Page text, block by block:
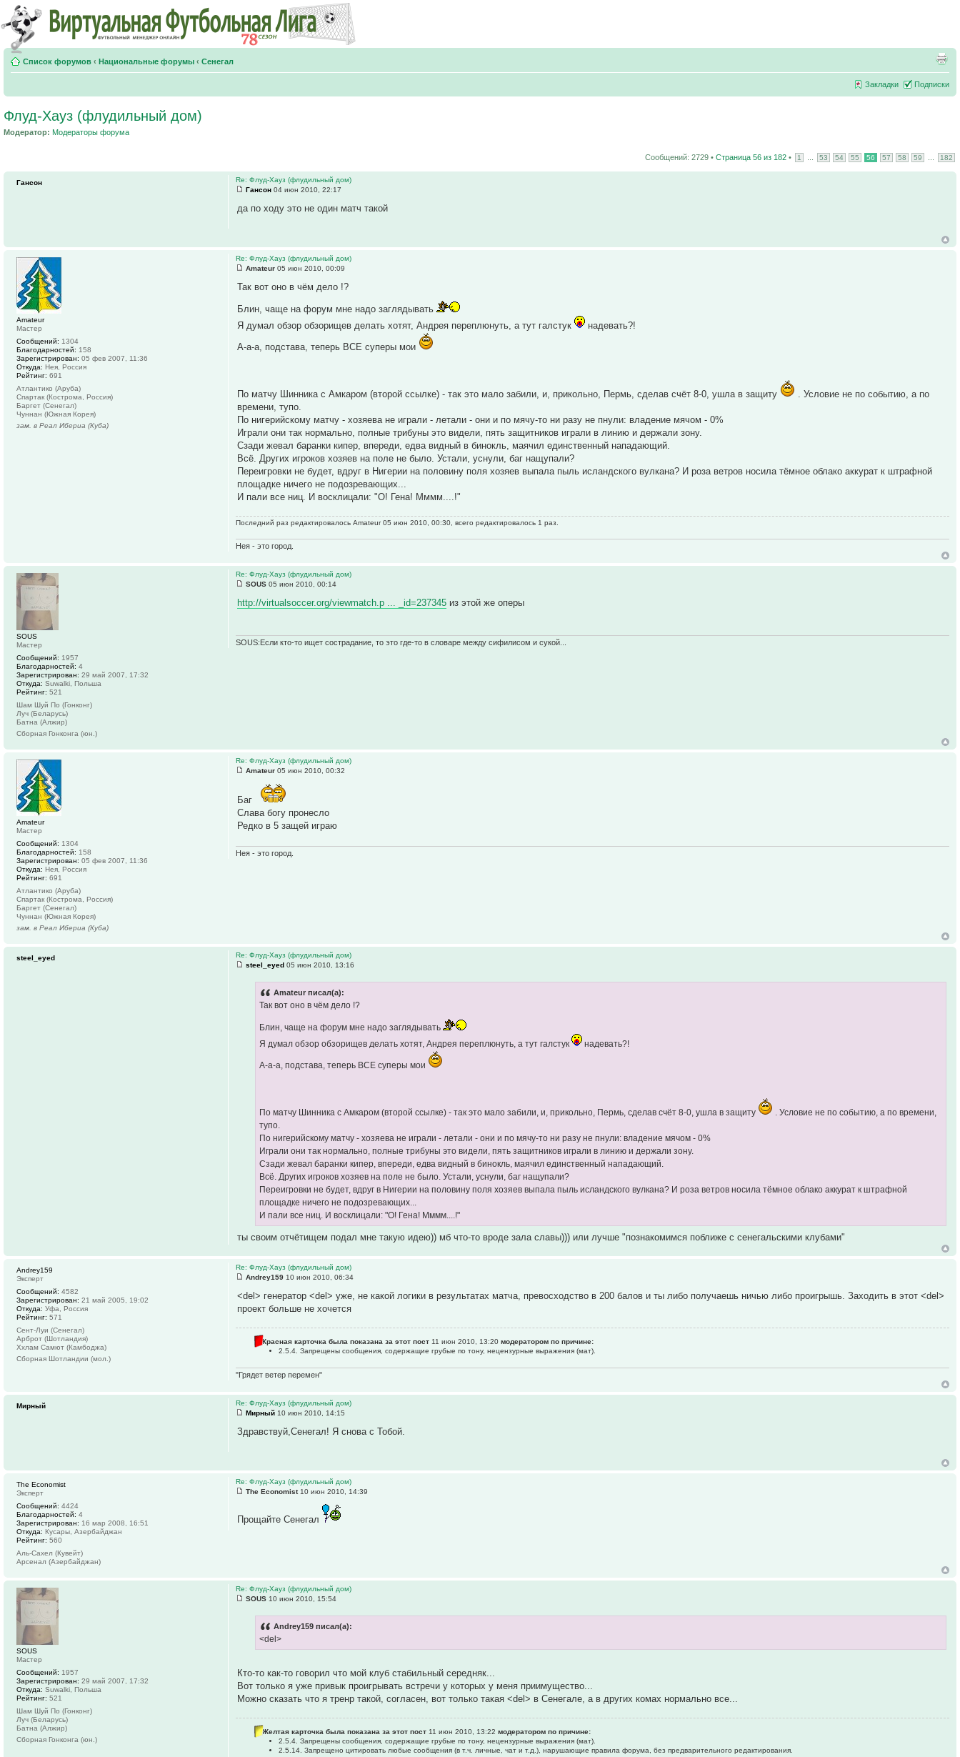
Список форумов ‹ Национальные форумы ‹ Сенегал
Закладки Подписки
Флуд-Хауз (флудильный дом)
Модератор: Модераторы форума
Сообщений: 2729 • Страница 56 из 182 • 1 53 54 55 56 57 58 59 182
Re: Флуд-Хауз (флудильный дом)
Гансон 04 июн 2010, 22:17
да по ходу это не один матч такой
Гансон
Re: Флуд-Хауз (флудильный дом)
Amateur 05 июн 2010, 00:09
Так вот оно в чём дело !?
Блин, чаще на форум мне надо заглядывать
Я думал обзор обзорищев делать хотят, Андрея переплюнуть, а тут галстук
надевать?!
А-а-а, подстава, теперь ВСЕ суперы мои
По матчу Шинника с Амкаром (второй ссылке) - так это мало забили, и, прикольно, Пермь, сделав счёт 8-0, ушла в защиту
. Условие не по событию, а по
времени, тупо.
По нигерийскому матчу - хозяева не играли - летали - они и по мячу-то ни разу не пнули: владение мячом - 0%
Играли они так нормально, полные трибуны это видели, пять защитников играли в линию и держали зону.
Сзади жевал баранки кипер, впереди, едва видный в бинокль, маячил единственный нападающий.
Всё. Других игроков хозяев на поле не было. Устали, уснули, баг нащупали?
Переигровки не будет, вдруг в Нигерии на половину поля хозяев выпала пыль исландского вулкана? И роза ветров носила тёмное облако аккурат к штрафной
площадке ничего не подозревающих...
И пали все ниц. И восклицали: "О! Гена! Мммм....!"
Последний раз редактировалось Amateur 05 июн 2010, 00:30, всего редактировалось 1 раз.
Нея - это город.
Amateur
Мастер
Сообщений: 1304
Благодарностей: 158
Зарегистрирован: 05 фев 2007, 11:36
Откуда: Нея, Россия
Рейтинг: 691
Атлантико (Аруба)
Спартак (Кострома, Россия)
Баргет (Сенегал)
Чуннан (Южная Корея)
зам. в Реал Ибериа (Куба)
Re: Флуд-Хауз (флудильный дом)
SOUS 05 июн 2010, 00:14
http://virtualsoccer.org/viewmatch.p ... _id=237345 из этой же оперы
SOUS:Если кто-то ищет сострадание, то это где-то в словаре между сифилисом и сукой...
SOUS
Мастер
Сообщений: 1957
Благодарностей: 4
Зарегистрирован: 29 май 2007, 17:32
Откуда: Suwalki, Польша
Рейтинг: 521
Шам Шуй По (Гонконг)
Луч (Беларусь)
Батна (Алжир)
Сборная Гонконга (юн.)
Re: Флуд-Хауз (флудильный дом)
Amateur 05 июн 2010, 00:32
Баг
Слава богу пронесло
Редко в 5 защей играю
Нея - это город.
Amateur
Мастер
Сообщений: 1304
Благодарностей: 158
Зарегистрирован: 05 фев 2007, 11:36
Откуда: Нея, Россия
Рейтинг: 691
Атлантико (Аруба)
Спартак (Кострома, Россия)
Баргет (Сенегал)
Чуннан (Южная Корея)
зам. в Реал Ибериа (Куба)
Re: Флуд-Хауз (флудильный дом)
steel_eyed 05 июн 2010, 13:16
Amateur писал(а):
Так вот оно в чём дело !?
Блин, чаще на форум мне надо заглядывать
Я думал обзор обзорищев делать хотят, Андрея переплюнуть, а тут галстук
надевать?!
А-а-а, подстава, теперь ВСЕ суперы мои
По матчу Шинника с Амкаром (второй ссылке) - так это мало забили, и, прикольно, Пермь, сделав счёт 8-0, ушла в защиту
. Условие не по событию, а по времени,
тупо.
По нигерийскому матчу - хозяева не играли - летали - они и по мячу-то ни разу не пнули: владение мячом - 0%
Играли они так нормально, полные трибуны это видели, пять защитников играли в линию и держали зону.
Сзади жевал баранки кипер, впереди, едва видный в бинокль, маячил единственный нападающий.
Всё. Других игроков хозяев на поле не было. Устали, уснули, баг нащупали?
Переигровки не будет, вдруг в Нигерии на половину поля хозяев выпала пыль исландского вулкана? И роза ветров носила тёмное облако аккурат к штрафной
площадке ничего не подозревающих...
И пали все ниц. И восклицали: "О! Гена! Мммм....!"
ты своим отчётищем подал мне такую идею)) мб что-то вроде зала славы))) или лучше "познакомимся поближе с сенегальскими клубами"
steel_eyed
Re: Флуд-Хауз (флудильный дом)
Andrey159 10 июн 2010, 06:34
<del> генератор <del> уже, не какой логики в результатах матча, превосходство в 200 балов и ты либо получаешь ничью либо проигрышь. Заходить в этот <del>
проект больше не хочется
Красная карточка была показана за этот пост 11 июн 2010, 13:20 модератором по причине:
2.5.4. Запрещены сообщения, содержащие гpубые по тону, нецензурные выpажения (мат).
"Грядет ветер перемен"
Andrey159
Эксперт
Сообщений: 4582
Зарегистрирован: 21 май 2005, 19:02
Откуда: Уфа, Россия
Рейтинг: 571
Сент-Луи (Сенегал)
Арброт (Шотландия)
Ххлам Самют (Камбоджа)
Сборная Шотландии (мол.)
Re: Флуд-Хауз (флудильный дом)
Мирный 10 июн 2010, 14:15
Здравствуй,Сенегал! Я снова с Тобой.
Мирный
Re: Флуд-Хауз (флудильный дом)
The Economist10 июн 2010, 14:39
Прощайте Сенегал
The Economist
Эксперт
Сообщений: 4424
Благодарностей: 4
Зарегистрирован: 16 мар 2008, 16:51
Откуда: Кусары, Азербайджан
Рейтинг: 560
Аль-Сахел (Кувейт)
Арсенал (Азербайджан)
Re: Флуд-Хауз (флудильный дом)
SOUS 10 июн 2010, 15:54
Andrey159 писал(а):
<del>
Кто-то как-то говорил что мой клуб стабильный середняк...
Вот только я уже привык проигрывать встречи у которых у меня приимущество...
Можно сказать что я тренр такой, согласен, вот только такая <del> в Сенегале, а в других комах нормально все...
Желтая карточка была показана за этот пост 11 июн 2010, 13:22 модератором по причине:
2.5.4. Запрещены сообщения, содержащие гpубые по тону, нецензурные выpажения (мат).
2.5.14. Запрещено цитировать любые сообщения (в т.ч. личные, чат и т.д.), нарушающие правила форума, без предварительного редактирования.
SOUS
Мастер
Сообщений: 1957
Зарегистрирован: 29 май 2007, 17:32
Откуда: Suwalki, Польша
Рейтинг: 521
Шам Шуй По (Гонконг)
Луч (Беларусь)
Батна (Алжир)
Сборная Гонконга (юн.)